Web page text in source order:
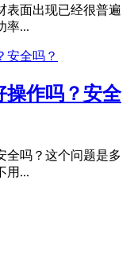
表面出现已经很普遍
率...
操作吗？安全
全吗？这个问题是多
用...